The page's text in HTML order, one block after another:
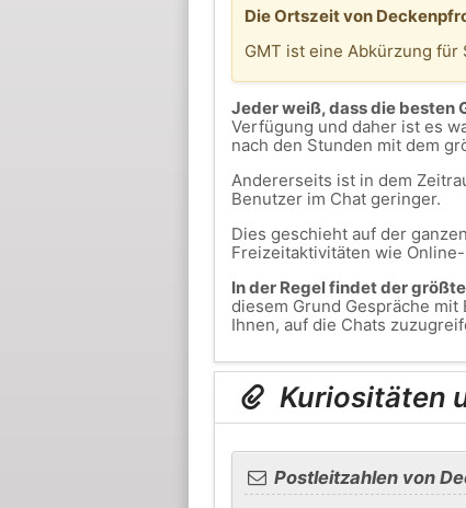
Die Ortszeit von
GMT ist eine Abkürzung für
Jeder weiß, dass die besten
Verfügung und daher ist es
nach den Stunden mit dem
Andererseits ist in dem
Benutzer im Chat geringer.
Dies geschieht auf der
Freizeitaktivitäten wie
In der Regel findet der
diesem Grund Gespräche
Ihnen, auf die Chats
Kuriositäten
Postleitzahlen von